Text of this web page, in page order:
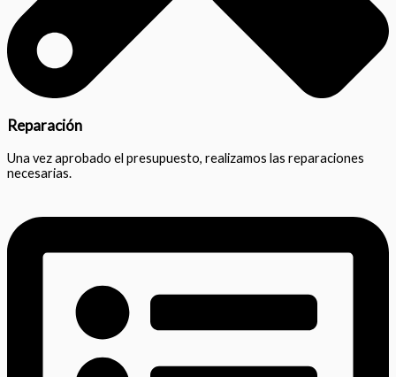
Reparación
Una vez aprobado el presupuesto, realizamos las reparaciones
necesarias.